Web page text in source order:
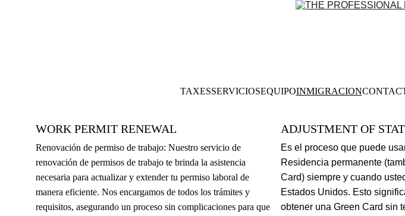
TAXESSERVICIOSEQUIPOINMIGRACION
ADJUSTMENT OF
​Es el proceso que puede
Residencia permanente
Card) siempre y cuando
Estados Unidos. Esto
obtener una Green Card sin
WORK PERMIT RENEWAL
Renovación de permiso de trabajo: Nuestro servicio de
renovación de permisos de trabajo te brinda la asistencia
necesaria para actualizar y extender tu permiso laboral de
manera eficiente. Nos encargamos de todos los trámites y
requisitos, asegurando un proceso sin complicaciones para que